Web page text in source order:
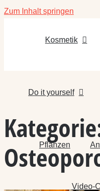
Zum Inhalt springen
Kosmetik
Do it yourself
Pflanzen
Video-